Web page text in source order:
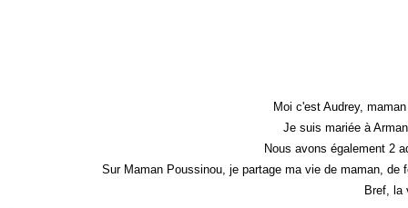
Moi c'est Audrey,
Je suis mariée à
Nous avons également 2
Sur Maman Poussinou, je partage ma vie de maman,
Bref, la